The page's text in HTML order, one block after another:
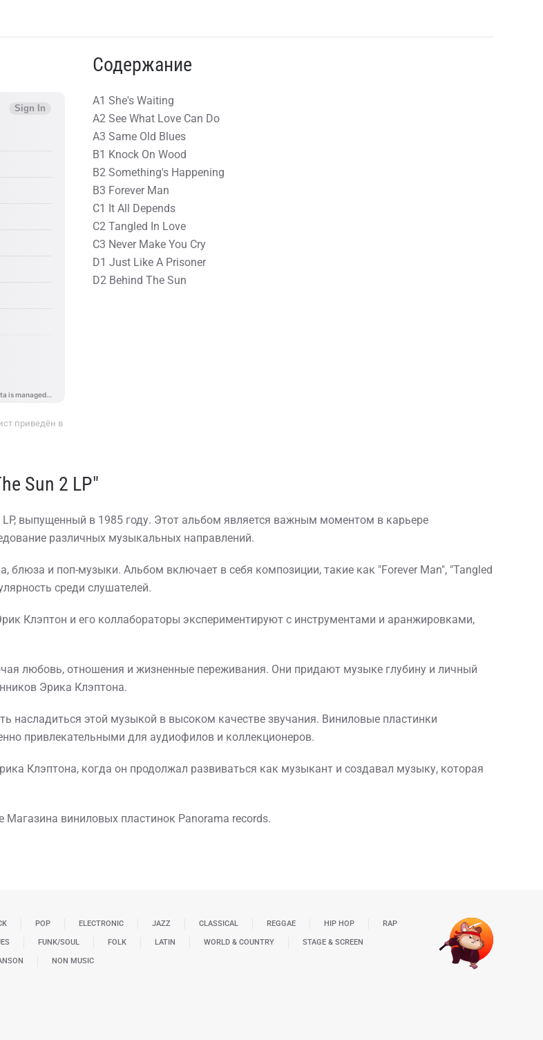
приведён в
Содержание
A1 She's Waiting
A2 See What Love Can Do
A3 Same Old Blues
B1 Knock On Wood
B2 Something's Happening
B3 Forever Man
C1 It All Depends
C2 Tangled In Love
C3 Never Make You Cry
D1 Just Like A Prisoner
D2 Behind The Sun ⠀
Sun 2 LP"
выпущенный в 1985 году. Этот альбом является важным моментом в карьере
различных музыкальных направлений.
блюза и поп-музыки. Альбом включает в себя композиции, такие как "Forever Man", "Tangled
среди слушателей.
Клэптон и его коллабораторы экспериментируют с инструментами и аранжировками,
любовь, отношения и жизненные переживания. Они придают музыке глубину и личный
Эрика Клэптона.
насладиться этой музыкой в высоком качестве звучания. Виниловые пластинки
привлекательными для аудиофилов и коллекционеров.
Клэптона, когда он продолжал развиваться как музыкант и создавал музыку, которая
виниловых пластинок Panorama records.
POP ELECTRONIC JAZZ CLASSICAL REGGAE HIP HOP RAP
FUNK/SOUL FOLK LATIN WORLD & COUNTRY STAGE & SCREEN
NON MUSIC